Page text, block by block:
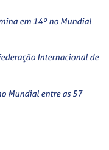
em 14º no Mundial
Internacional de
Mundial entre as 57